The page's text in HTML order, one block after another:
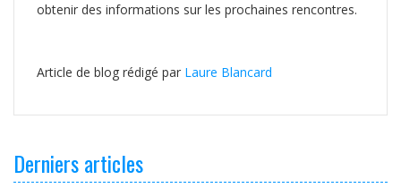
obtenir des informations sur les prochaines rencontres.
Article de blog rédigé par Laure Blancard
Derniers articles